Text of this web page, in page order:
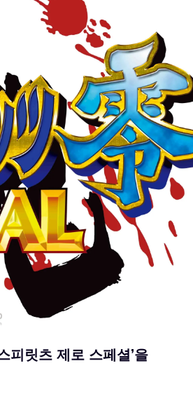
피릿츠 제로 스페셜’을